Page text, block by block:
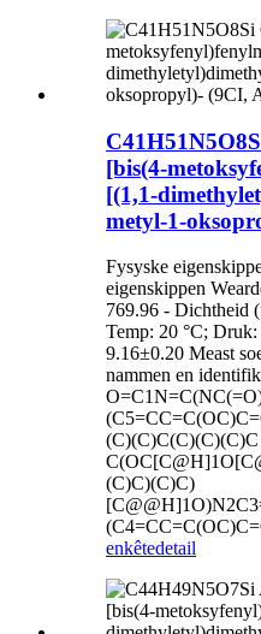
[bis(4-
[(1,1-
metyl-1-
Fysyske
eigenskippen
769.96 - Dichtheid
Temp: 20 °C;
9.16±0.20 Meast
nammen en
(C)C)(C)C)
enkêtedetail